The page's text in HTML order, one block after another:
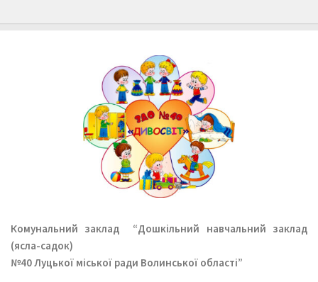
Комунальний заклад
“Дошкільний навчальний заклад
(ясла-садок)
№40 Луцької міської ради Волинської області”